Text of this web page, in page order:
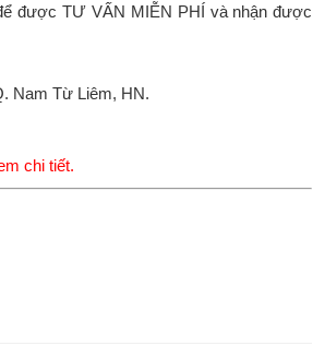
được TƯ VẤN MIỄN PHÍ và nhận được
Nam Từ Liêm, HN.
chi tiết.